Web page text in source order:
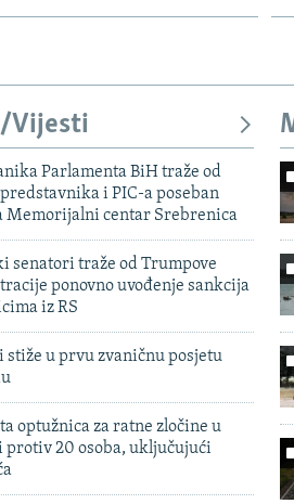
Vijesti
Parlamenta BiH traže od
i PIC-a poseban
Memorijalni centar Srebrenica
senatori traže od Trumpove
ponovno uvođenje sankcija
iz RS
stiže u prvu zvaničnu posjetu
optužnica za ratne zločine u
protiv 20 osoba, uključujući